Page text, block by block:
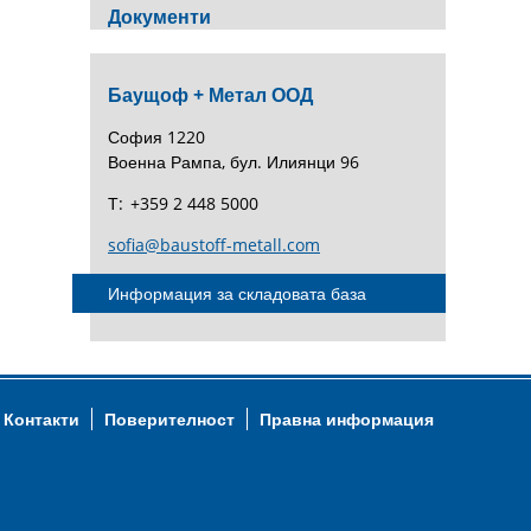
Документи
Баущоф + Метал ООД
София 1220
Военна Рампа, бул. Илиянци 96
Т: +359 2 448 5000
sofia@baustoff-metall.com
Информация за складовата база
Контакти Поверителност Правна информация